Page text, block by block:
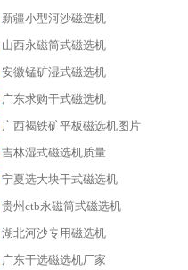
新疆小型河沙磁选机
山西永磁筒式磁选机
安徽锰矿湿式磁选机
广东求购干式磁选机
广西褐铁矿平板磁选机图片
吉林湿式磁选机质量
宁夏选大块干式磁选机
贵州ctb永磁筒式磁选机
湖北河沙专用磁选机
广东干选磁选机厂家